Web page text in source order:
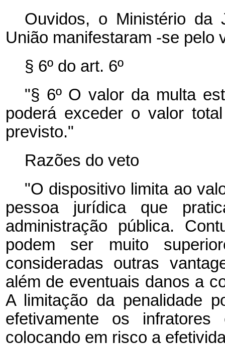
Ouvidos, o Ministério da
União manifestaram -se pelo
§ 6º do art. 6º
"§ 6º O valor da multa
poderá exceder o valor
previsto."
Razões do veto
"O dispositivo limita ao
pessoa jurídica que
administração pública.
podem ser muito
consideradas outras
além de eventuais danos a
A limitação da penalidade
efetivamente os
colocando em risco a